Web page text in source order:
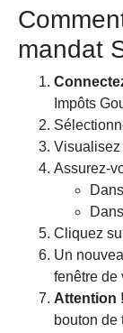
mandat
Impôts
Visualisez
Assurez-
Cliquez
Un
fenêtre de
Attention !
bouton de